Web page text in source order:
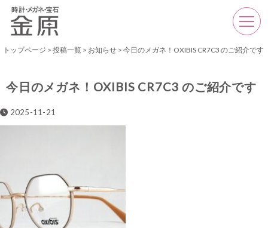
トップページ > 投稿一覧 > お知らせ > 今日のメガネ！OXIBIS CR7C3 のご紹介です
今日のメガネ！OXIBIS CR7C3 のご紹介です
2025-11-21